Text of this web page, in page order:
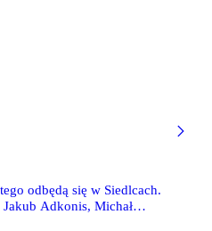
odbędą się w Siedlcach.
Adkonis, Michał